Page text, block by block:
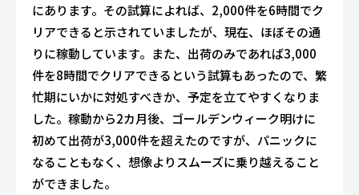
にあります。その試算によれば、2,000件を6時間でク
リアできると示されていましたが、現在、ほぼその通
りに稼動しています。また、出荷のみであれば3,000
件を8時間でクリアできるという試算もあったので、繁
忙期にいかに対処すべきか、予定を立てやすくなりま
した。稼動から2カ月後、ゴールデンウィーク明けに
初めて出荷が3,000件を超えたのですが、パニックに
なることもなく、想像よりスムーズに乗り越えること
ができました。